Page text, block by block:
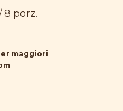
8 porz.
maggiori